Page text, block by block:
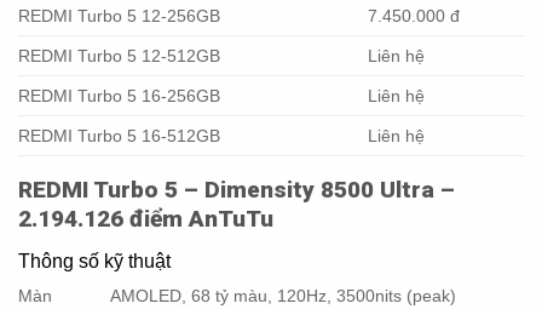
REDMI Turbo 5 12-256GB 7.450.000 đ
REDMI Turbo 5 12-512GB Liên hệ
REDMI Turbo 5 16-256GB Liên hệ
REDMI Turbo 5 16-512GB Liên hệ
REDMI Turbo 5 – Dimensity 8500 Ultra –
2.194.126 điểm AnTuTu
Thông số kỹ thuật
Màn
AMOLED, 68 tỷ màu, 120Hz, 3500nits (peak)